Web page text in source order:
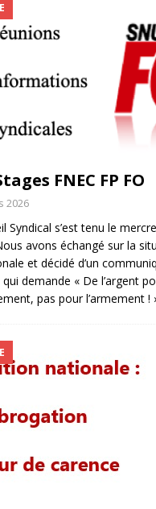
FNEC FP FO
2026
Syndical s’est tenu le
avons échangé sur la
et décidé d’un
demande « De l’argent
pas pour l’armement !